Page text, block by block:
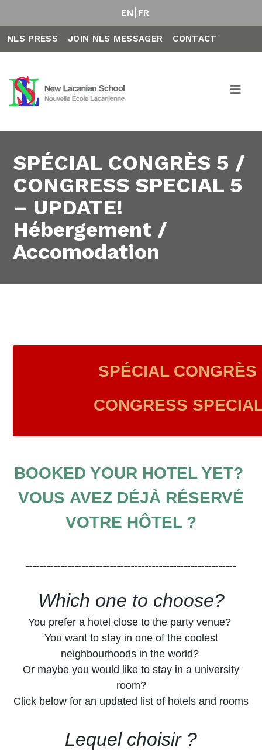
EN FR
NLS PRESS JOIN NLS MESSAGER CONTACT
SPÉCIAL CONGRÈS 5 /
CONGRESS SPECIAL 5
– UPDATE!
Hébergement /
Accomodation
SPÉCIAL CONGRÈS
CONGRESS
BOOKED YOUR HOTEL YET?
VOUS AVEZ DÉJÀ RÉSERVÉ
VOTRE HÔTEL ?
––––––––––––––––––––––––––––––––––––––––––––––––––––––––––––
Which one to choose?
You prefer a hotel close to the party venue?
You want to stay in one of the coolest
neighbourhoods in the world?
Or maybe you would like to stay in a university
room?
Click below for an updated list of hotels and rooms
Lequel choisir ?